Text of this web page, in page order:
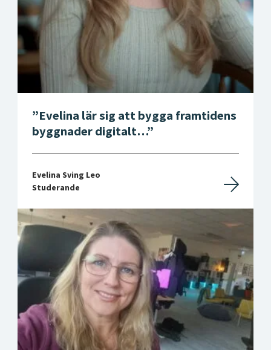
Evelina lär sig att bygga framtidens
byggnader digitalt…
Evelina Sving Leo
Studerande